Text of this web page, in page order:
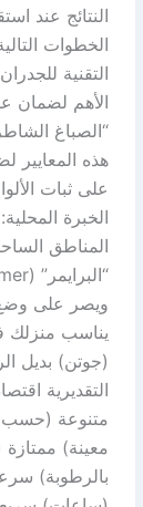
النتائج عند
الخطوات
الأهم لضمان
“الصباغ
هذه المعايير
على ثبات
الخبرة
المناطق
ويصر على
يناسب منزلك
متنوعة (حسب
معينة) ممتازة